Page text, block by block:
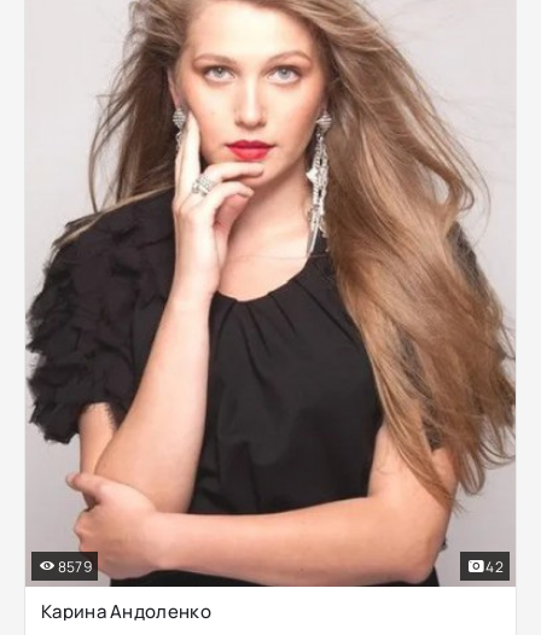
Карина Андоленко
8579 42